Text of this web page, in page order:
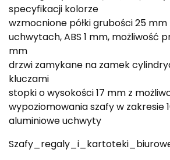
specyfikacji kolorze
wzmocnione półki grubości 25
uchwytach, ABS 1 mm, możliwość
mm
drzwi zamykane na zamek
kluczami
stopki o wysokości 17 mm z
wypoziomowania szafy w zakresie
aluminiowe uchwyty